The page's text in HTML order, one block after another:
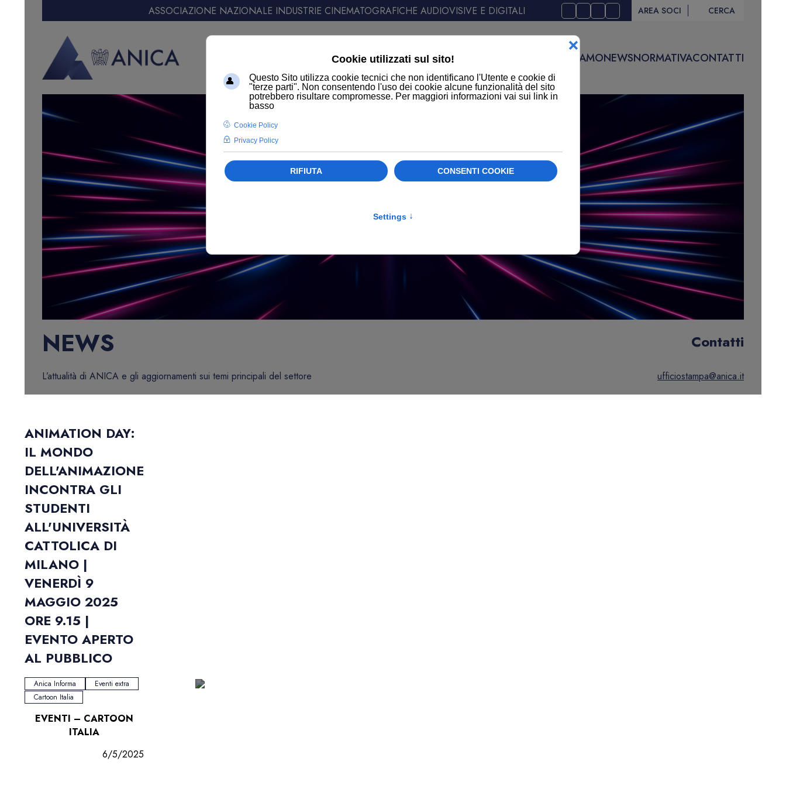
ASSOCIAZIONE NAZIONALE INDUSTRIE CINEMATOGRAFICHE AUDIOVISIVE E DIGITALI AREA SOCI CERCA
CHI SIAMONEWSNORMATIVACONTATTI
NEWS Contatti
ufficiostampa@anica.it
L’attualità di ANICA e gli aggiornamenti sui temi principali del settore
ANIMATION DAY:
IL MONDO
DELL'ANIMAZIONE
INCONTRA GLI
STUDENTI
ALL'UNIVERSITÀ
CATTOLICA DI
MILANO |
VENERDÌ 9
MAGGIO 2025
ORE 9.15 |
EVENTO APERTO
AL PUBBLICO
Anica Informa
Eventi extra
Cartoon Italia
EVENTI – CARTOON
ITALIA
6/5/2025